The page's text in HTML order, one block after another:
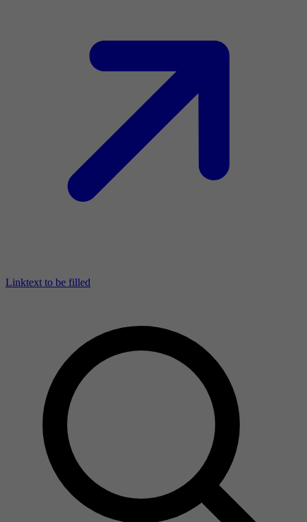
Linktext to be filled